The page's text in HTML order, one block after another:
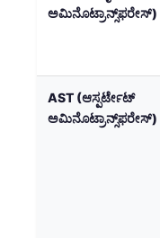
ಅಮಿನೊಟ್ರಾನ್ಸ್‌ಫರೇಸ್)
AST (ಆಸ್ಪರ್ಟೇಟ್
ಅಮಿನೊಟ್ರಾನ್ಸ್‌ಫರೇಸ್)